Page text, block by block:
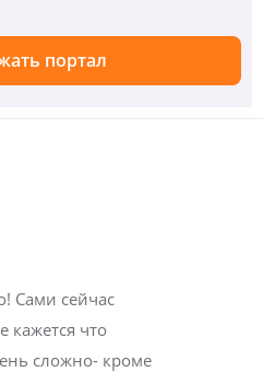
портал
Сами сейчас
кажется что
сложно- кроме